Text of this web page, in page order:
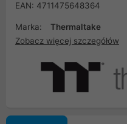
EAN: 4711475648364
Marka:
Thermaltake
Zobacz więcej szczegółów